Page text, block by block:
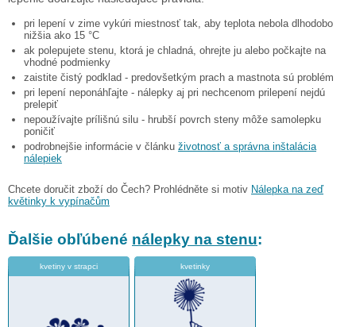
pri lepení v zime vykúri miestnosť tak, aby teplota nebola dlhodobo
nižšia ako 15 °C
ak polepujete stenu, ktorá je chladná, ohrejte ju alebo počkajte na
vhodné podmienky
zaistite čistý podklad - predovšetkým prach a mastnota sú problém
pri lepení neponáhľajte - nálepky aj pri nechcenom prilepení nejdú
prelepiť
nepoužívajte prílišnú silu - hrubší povrch steny môže samolepku
poničiť
podrobnejšie informácie v článku životnosť a správna inštalácia
nálepiek
Chcete doručit zboží do Čech? Prohlédněte si motiv Nálepka na zeď
květinky k vypínačům
Ďalšie obľúbené nálepky na stenu:
kvetiny v strapci kvetinky